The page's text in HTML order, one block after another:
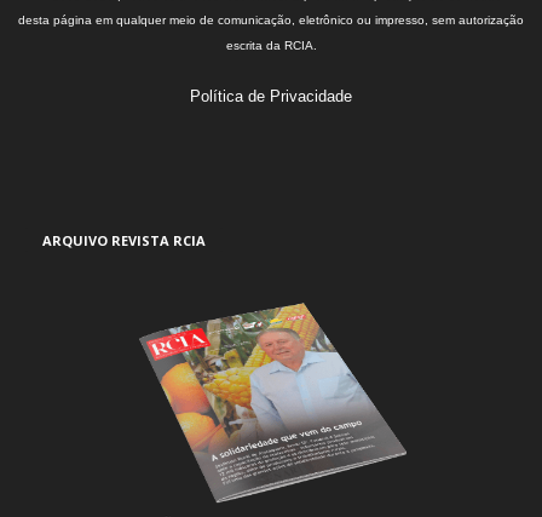
desta página em qualquer meio de comunicação, eletrônico ou impresso, sem autorização
escrita da RCIA.
Política de Privacidade
ARQUIVO REVISTA RCIA